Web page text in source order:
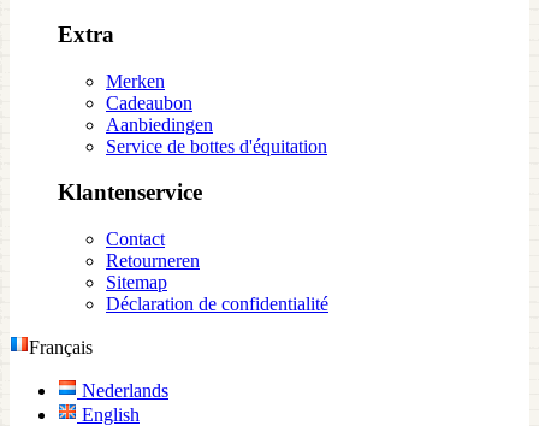
Extra
Merken
Cadeaubon
Aanbiedingen
Service de bottes d'équitation
Klantenservice
Contact
Retourneren
Sitemap
Déclaration de confidentialité
Français
Nederlands
English